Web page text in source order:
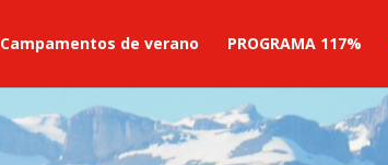
Campamentos de verano PROGRAMA 117%